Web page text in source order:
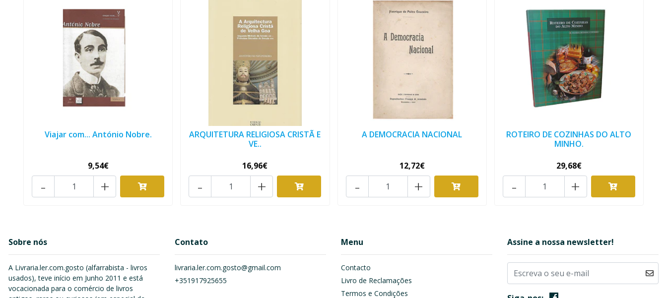
Viajar com... António Nobre.
9,54€
+
-
ARQUITETURA RELIGIOSA CRISTÃ E
VE..
16,96€
+
-
A DEMOCRACIA NACIONAL
12,72€
+
-
ROTEIRO DE COZINHAS DO ALTO
MINHO.
29,68€
+
-
Sobre nós
A Livraria.ler.com.gosto (alfarrabista - livros
usados), teve início em Junho 2011 e está
vocacionada para o comércio de livros
Contato
livraria.ler.com.gosto@gmail.com
+351917925655
Menu
Contacto
Livro de Reclamações
Termos e Condições
Assine a nossa newsletter!